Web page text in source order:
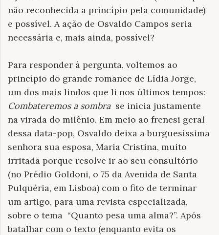
não reconhecida a princípio pela comunidade)
e possível. A ação de Osvaldo Campos seria
necessária e, mais ainda, possível?
Para responder à pergunta, voltemos ao
princípio do grande romance de Lídia Jorge,
um dos mais lindos que li nos últimos tempos:
Combateremos a sombrase inicia justamente
na virada do milênio. Em meio ao frenesi geral
dessa data-pop, Osvaldo deixa a burguesíssima
senhora sua esposa, Maria Cristina, muito
irritada porque resolve ir ao seu consultório
(no Prédio Goldoni, o 75 da Avenida de Santa
Pulquéria, em Lisboa) com o fito de terminar
um artigo, para uma revista especializada,
sobre o tema “Quanto pesa uma alma?”. Após
batalhar com o texto (enquanto evita os